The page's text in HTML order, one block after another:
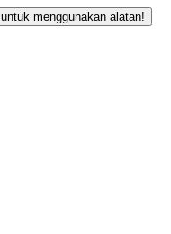
untuk menggunakan alatan!